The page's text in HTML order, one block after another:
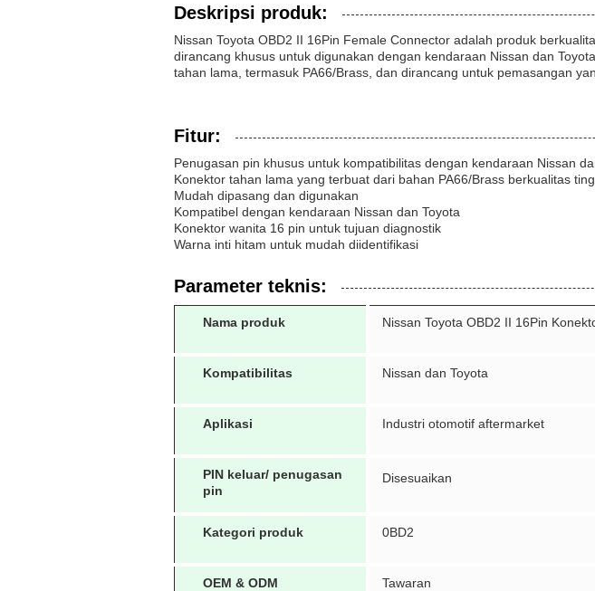
Deskripsi produk:
Nissan Toyota OBD2 II 16Pin Female Connector adalah produk
dirancang khusus untuk digunakan dengan kendaraan Nissan dan
tahan lama, termasuk PA66/Brass, dan dirancang untuk pemasangan
Fitur:
Penugasan pin khusus untuk kompatibilitas dengan kendaraan Nissan
Konektor tahan lama yang terbuat dari bahan PA66/Brass berkualitas
Mudah dipasang dan digunakan
Kompatibel dengan kendaraan Nissan dan Toyota
Konektor wanita 16 pin untuk tujuan diagnostik
Warna inti hitam untuk mudah diidentifikasi
Parameter teknis:
Nama produk Nissan Toyota OBD2 II 16Pin
Kompatibilitas Nissan dan Toyota
Aplikasi Industri otomotif aftermarket
PIN keluar/ penugasan
pin
Disesuaikan
Kategori produk 0BD2
OEM & ODM Tawaran